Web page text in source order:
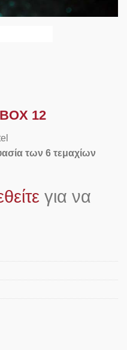
12
των 6 τεμαχίων
για να